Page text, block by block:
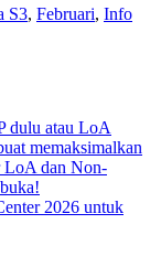
S3, Februari, Info
dulu atau LoA
memaksimalkan
LoA dan Non-
2026 untuk